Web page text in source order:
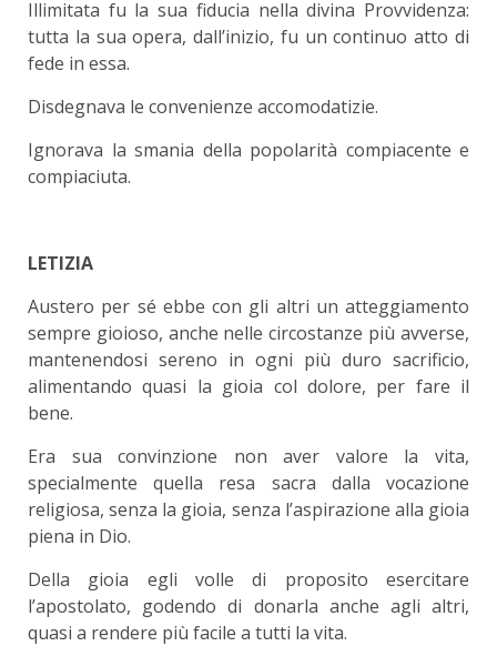
Illimitata fu la sua fiducia nella divina Provvidenza:
tutta la sua opera, dall’inizio, fu un continuo atto di
fede in essa.
Disdegnava le convenienze accomodatizie.
Ignorava la smania della popolarità compiacente e
compiaciuta.
LETIZIA
Austero per sé ebbe con gli altri un atteggiamento
sempre gioioso, anche nelle circostanze più avverse,
mantenendosi sereno in ogni più duro sacrificio,
alimentando quasi la gioia col dolore, per fare il
bene.
Era sua convinzione non aver valore la vita,
specialmente quella resa sacra dalla vocazione
religiosa, senza la gioia, senza l’aspirazione alla gioia
piena in Dio.
Della gioia egli volle di proposito esercitare
l’apostolato, godendo di donarla anche agli altri,
quasi a rendere più facile a tutti la vita.